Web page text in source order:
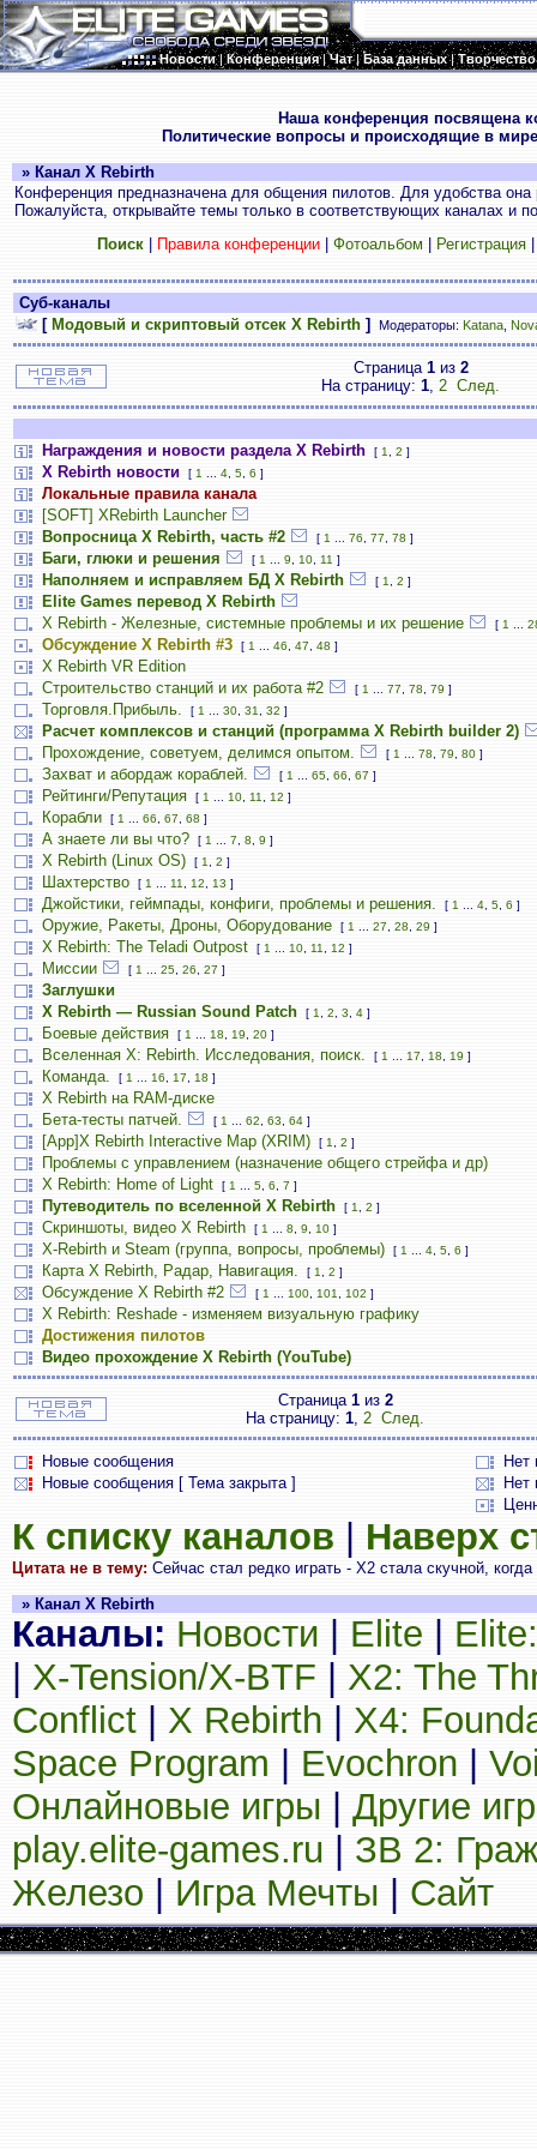
Новости|Конференция|Чат|База данных|Творчество
Наша конференция посвящена
Политические вопросы и происходящие в
» Канал X Rebirth
Конференция предназначена для общения пилотов. Для удобства
Пожалуйста, открывайте темы только в соответствующих каналах и
Поиск| Правила конференции| Фотоальбом Регистрация
Суб-каналы
[ Модовый и скриптовый отсек X Rebirth ] Модераторы: Katana
Страница 1из 2
На страницу: 1, 2 След.
Награждения и новости раздела X Rebirth [ 1 2 ]
X Rebirth новости [ 1 4 5 6 ]
Локальные правила канала
[SOFT] XRebirth Launcher
Вопросница X Rebirth, часть #2
[ 1 76 77 78 ]
Баги, глюки и решения [ 1 9 10 11 ]
Наполняем и исправляем БД X Rebirth [ 1 2 ]
Elite Games перевод X Rebirth
X Rebirth - Железные, системные проблемы и их решение
[ 1
Обсуждение X Rebirth #3 [ 1 46 47 48 ]
X Rebirth VR Edition
Строительство станций и их работа #2
[ 1 77 78 79 ]
Торговля.Прибыль. [ 1 30 31 32 ]
Расчет комплексов и станций (программа X Rebirth builder 2)
Прохождение, советуем, делимся опытом.
[ 1 78 79 80 ]
Захват и абордаж кораблей. [ 1 65 66 67 ]
Рейтинги/Репутация [ 1 10 11 12 ]
Корабли [ 1 66 67 68 ]
А знаете ли вы что? [ 1 7 8 9 ]
X Rebirth (Linux OS) [ 1 2 ]
Шахтерство [ 1 11 12 13 ]
Джойстики, геймпады, конфиги, проблемы и решения. [ 1 4 5 6 ]
Оружие, Ракеты, Дроны, Оборудование [ 1 27 28 29 ]
X Rebirth: The Teladi Outpost [ 1 10 11 12 ]
Миссии [ 1 25 26 27 ]
Заглушки
X Rebirth — Russian Sound Patch
[ 1 2 3 4 ]
Боевые действия [ 1 18 19 20 ]
Вселенная X: Rebirth. Исследования, поиск. [ 1 17 18 19 ]
Команда. [ 1 16 17 18 ]
X Rebirth на RAM-диске
Бета-тесты патчей.
[ 1 62 63 64 ]
[App]X Rebirth Interactive Map (XRIM) [ 1 2 ]
Проблемы с управлением (назначение общего стрейфа и др)
X Rebirth: Home of Light
[ 1 5 6 7 ]
Путеводитель по вселенной X Rebirth [ 1 2 ]
Скриншоты, видео X Rebirth [ 1 8 9 10 ]
X-Rebirth и Steam (группа, вопросы, проблемы) [ 1 4 5 6 ]
Карта X Rebirth, Радар, Навигация. [ 1 2 ]
Обсуждение X Rebirth #2 [ 1 100 101 102 ]
X Rebirth: Reshade - изменяем визуальную графику
Достижения пилотов
Видео прохождение X Rebirth (YouTube)
Страница 1из 2
На страницу: 1, 2 След.
Новые сообщения
Нет
Новые сообщения [ Тема закрыта ]
Нет
К списку каналов Наверх
Цитата не в тему: Сейчас стал редко играть - Х2 стала скучной,
» Канал X Rebirth
Каналы: Новости Elite
X-Tension/X-BTF
X2: The
Conflict
X Rebirth
X4:
Space Program
Evochron
Онлайновые игры
Другие
play.elite-games.ru
ЗВ 2:
Железо
Игра Мечты Сайт